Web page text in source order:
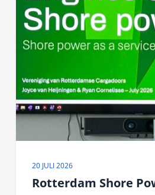
20 JULI 2026
Rotterdam Shore